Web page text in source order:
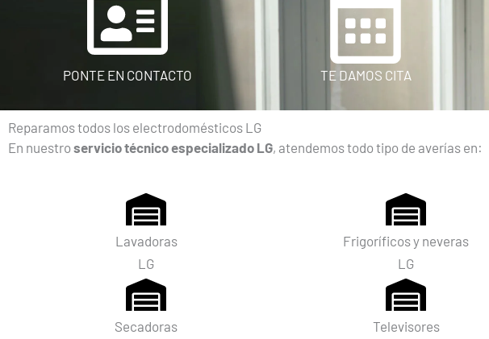
PONTE EN CONTACTO TE DAMOS CITA
Reparamos todos los electrodomésticos LG
En nuestro servicio técnico especializado LG, atendemos todo tipo de averías en:
Lavadoras
LG
Frigoríficos y neveras
LG
Secadoras
Televisores